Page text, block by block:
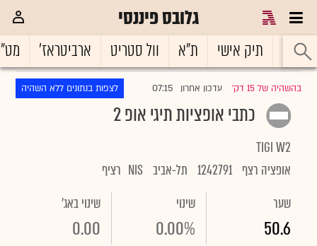
גלובס פיננסי
ראשי תיק אישי ת"א וול סטריט ארביטראז'
בהשהיה של 15 דק' |עדכון אחרון 07:15 לצפות בנתונים ללא השהיה
כתבי אופציות תיגי אופ 2
TIGI W2
אופציה רצף 1242791 תל-אביב NIS רציף
שער
50.6
שינוי
0.00%
שינוי באג'
0.00